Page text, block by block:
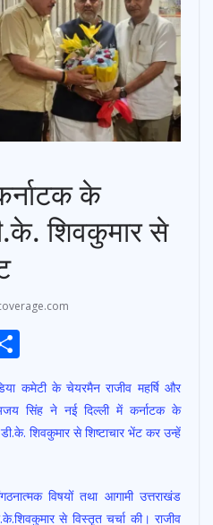
के
शिवकुमार से
h
ar
e
कमेटी के चेयरमैन राजीव महर्षि और
सिंह ने नई दिल्ली में कर्नाटक के
शिवकुमार से शिष्टाचार भेंट कर उन्हें
विषयों तथा आगामी उत्तराखंड
से विस्तृत चर्चा की। राजीव